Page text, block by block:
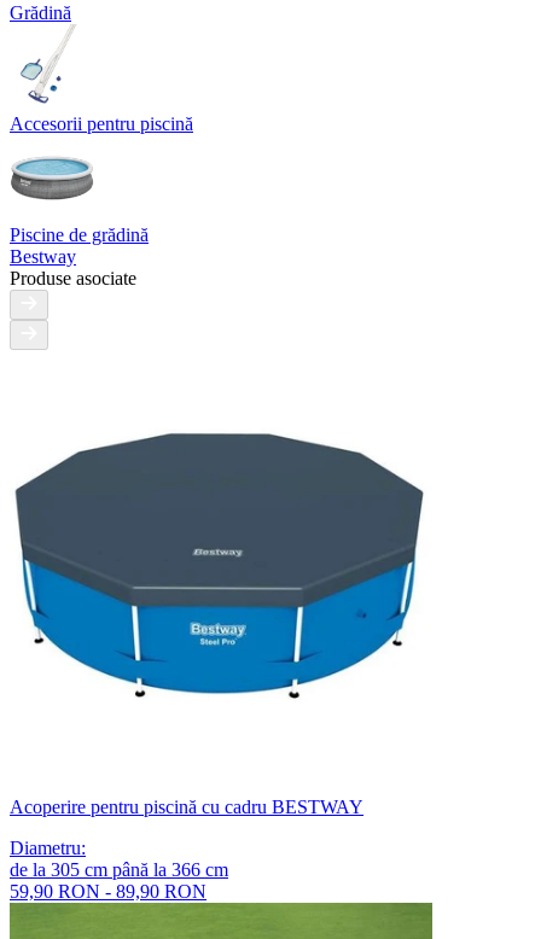
Grădină
Accesorii pentru piscină
Piscine de grădină
Bestway
Produse asociate
Acoperire pentru piscină cu cadru BESTWAY
Diametru:
de la 305 cm până la 366 cm
59,90 RON - 89,90 RON